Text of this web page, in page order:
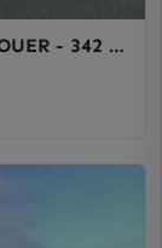
- 342 m²
LOURDS